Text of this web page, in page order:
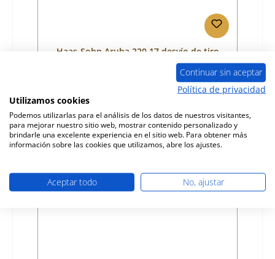
Haas-Sohn Aruba 220.17 desvío de tiro
01017288
Precio normal:
126,73 €
Disponible, plazo de entrega: 4-6 días
Continuar sin aceptar
Política de privacidad
Utilizamos cookies
Podemos utilizarlas para el análisis de los datos de nuestros visitantes,
para mejorar nuestro sitio web, mostrar contenido personalizado y
brindarle una excelente experiencia en el sitio web. Para obtener más
información sobre las cookies que utilizamos, abre los ajustes.
Aceptar todo No, ajustar